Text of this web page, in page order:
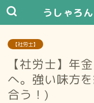
うしゃろ
【社労士】
【社労士】年
へ。強い味方
合う！)